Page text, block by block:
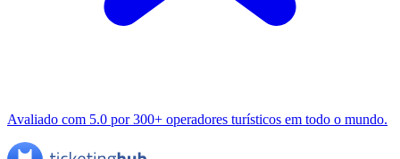
Avaliado com 5.0 por 300+ operadores turísticos em todo o mundo.